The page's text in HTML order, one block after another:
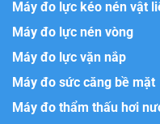
Máy đo lực kéo nén vật
Máy đo lực nén vòng
Máy đo lực vặn nắp
Máy đo sức căng bề mặt
Máy đo thẩm thấu hơi